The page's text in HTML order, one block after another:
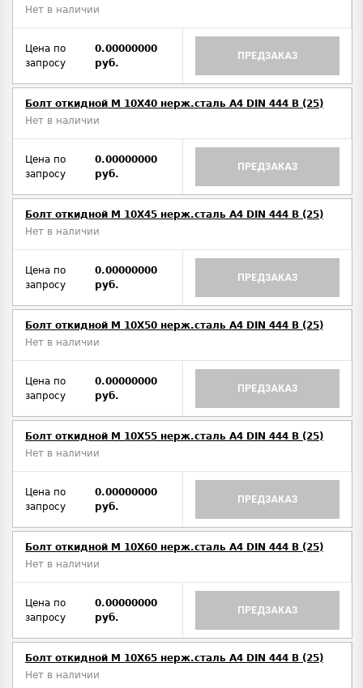
Нет в наличии
Цена по
запросу
0.00000000
руб.
ПРЕДЗАКАЗ
Болт откидной M 10Х40 нерж.сталь A4 DIN 444 B (25)
Нет в наличии
Цена по
запросу
0.00000000
руб.
ПРЕДЗАКАЗ
Болт откидной M 10Х45 нерж.сталь A4 DIN 444 B (25)
Нет в наличии
Цена по
запросу
0.00000000
руб.
ПРЕДЗАКАЗ
Болт откидной M 10Х50 нерж.сталь A4 DIN 444 B (25)
Нет в наличии
Цена по
запросу
0.00000000
руб.
ПРЕДЗАКАЗ
Болт откидной M 10Х55 нерж.сталь A4 DIN 444 B (25)
Нет в наличии
Цена по
запросу
0.00000000
руб.
ПРЕДЗАКАЗ
Болт откидной M 10Х60 нерж.сталь A4 DIN 444 B (25)
Нет в наличии
Цена по
запросу
0.00000000
руб.
ПРЕДЗАКАЗ
Болт откидной M 10Х65 нерж.сталь A4 DIN 444 B (25)
Нет в наличии